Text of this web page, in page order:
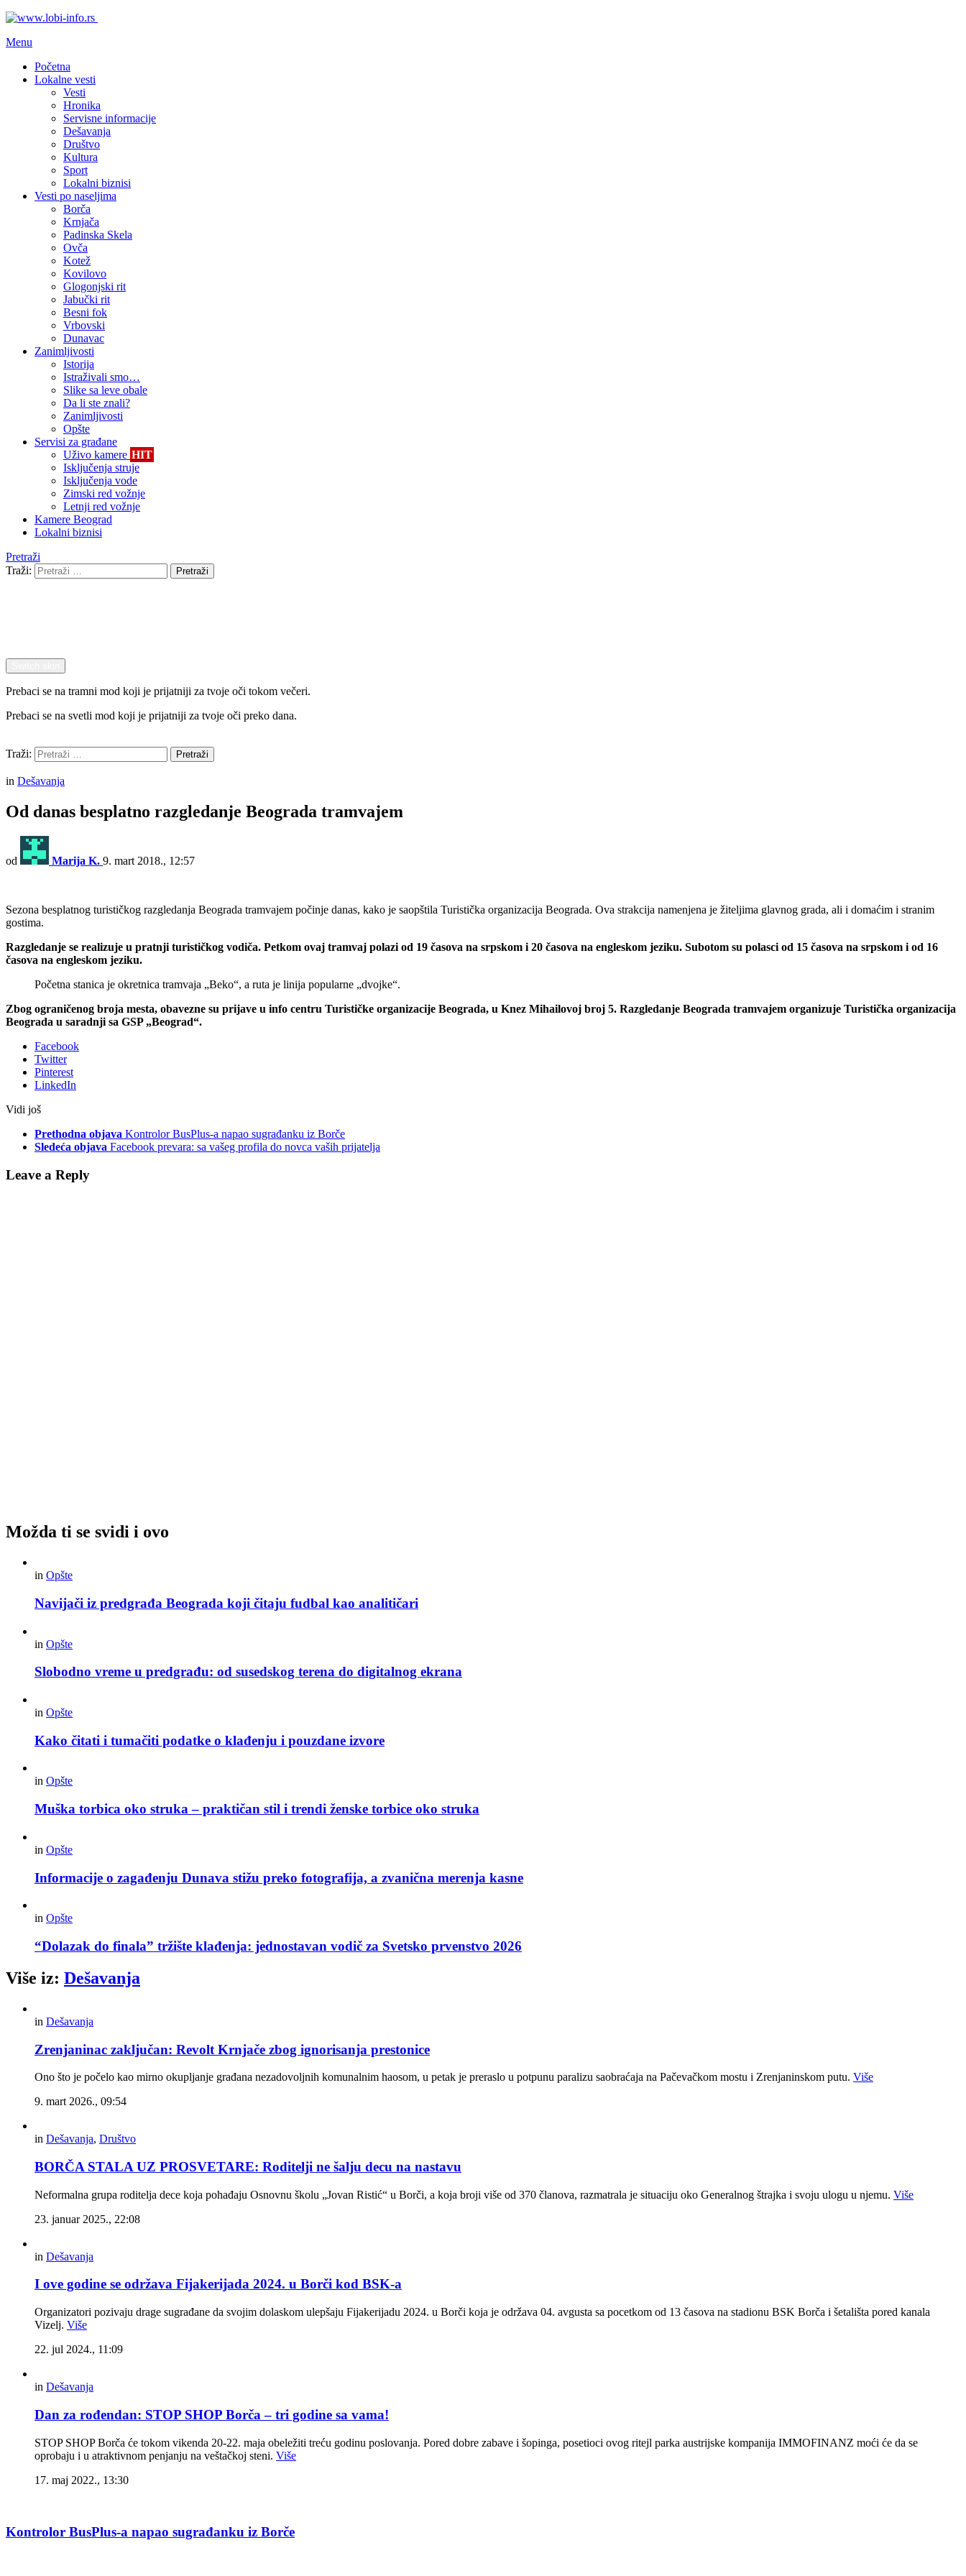
Menu
Početna
Lokalne vesti
Vesti
Hronika
Servisne informacije
Dešavanja
Društvo
Kultura
Sport
Lokalni biznisi
Vesti po naseljima
Borča
Krnjača
Padinska Skela
Ovča
Kotež
Kovilovo
Glogonjski rit
Jabučki rit
Besni fok
Vrbovski
Dunavac
Zanimljivosti
Istorija
Istraživali smo…
Slike sa leve obale
Da li ste znali?
Zanimljivosti
Opšte
Servisi za građane
Uživo kamere HIT
Isključenja struje
Isključenja vode
Zimski red vožnje
Letnji red vožnje
Kamere Beograd
Lokalni biznisi
Pretraži
Traži:
Pretraži
Prebaci se na tramni mod koji je prijatniji za tvoje oči tokom večeri.
Prebaci se na svetli mod koji je prijatniji za tvoje oči preko dana.
Traži:
Pretraži
in Dešavanja
Od danas besplatno razgledanje Beograda tramvajem
od Marija K. 9. mart 2018., 12:57
Sezona besplatnog turističkog razgledanja Beograda tramvajem počinje danas, kako je saopštila Turistička organizacija Beograda. Ova strakcija namenjena je žiteljima glavnog grada, ali i domaćim i stranim
gostima.
Razgledanje se realizuje u pratnji turističkog vodiča. Petkom ovaj tramvaj polazi od 19 časova na srpskom i 20 časova na engleskom jeziku. Subotom su polasci od 15 časova na srpskom i od 16
časova na engleskom jeziku.
Početna stanica je okretnica tramvaja „Beko“, a ruta je linija popularne „dvojke“.
Zbog ograničenog broja mesta, obavezne su prijave u info centru Turističke organizacije Beograda, u Knez Mihailovoj broj 5. Razgledanje Beograda tramvajem organizuje Turistička organizacija
Beograda u saradnji sa GSP „Beograd“.
Facebook
Twitter
Pinterest
LinkedIn
Vidi još
Prethodna objava Kontrolor BusPlus-a napao sugrađanku iz Borče
Sledeća objava Facebook prevara: sa vašeg profila do novca vaših prijatelja
Leave a Reply
Možda ti se svidi i ovo
in Opšte
Navijači iz predgrađa Beograda koji čitaju fudbal kao analitičari
in Opšte
Slobodno vreme u predgrađu: od susedskog terena do digitalnog ekrana
in Opšte
Kako čitati i tumačiti podatke o klađenju i pouzdane izvore
in Opšte
Muška torbica oko struka – praktičan stil i trendi ženske torbice oko struka
in Opšte
Informacije o zagađenju Dunava stižu preko fotografija, a zvanična merenja kasne
in Opšte
“Dolazak do finala” tržište klađenja: jednostavan vodič za Svetsko prvenstvo 2026
Više iz: Dešavanja
in Dešavanja
Zrenjaninac zaključan: Revolt Krnjače zbog ignorisanja prestonice
Ono što je počelo kao mirno okupljanje građana nezadovoljnih komunalnim haosom, u petak je preraslo u potpunu paralizu saobraćaja na Pačevačkom mostu i Zrenjaninskom putu. Više
9. mart 2026., 09:54
in Dešavanja, Društvo
BORČA STALA UZ PROSVETARE: Roditelji ne šalju decu na nastavu
Neformalna grupa roditelja dece koja pohađaju Osnovnu školu „Jovan Ristić“ u Borči, a koja broji više od 370 članova, razmatrala je situaciju oko Generalnog štrajka i svoju ulogu u njemu. Više
23. januar 2025., 22:08
in Dešavanja
I ove godine se održava Fijakerijada 2024. u Borči kod BSK-a
Organizatori pozivaju drage sugrađane da svojim dolaskom ulepšaju Fijakerijadu 2024. u Borči koja je održava 04. avgusta sa pocetkom od 13 časova na stadionu BSK Borča i šetališta pored kanala
Vizelj. Više
22. jul 2024., 11:09
in Dešavanja
Dan za rođendan: STOP SHOP Borča – tri godine sa vama!
STOP SHOP Borča će tokom vikenda 20-22. maja obeležiti treću godinu poslovanja. Pored dobre zabave i šopinga, posetioci ovog ritejl parka austrijske kompanija IMMOFINANZ moći će da se
oprobaju i u atraktivnom penjanju na veštačkoj steni. Više
17. maj 2022., 13:30
Kontrolor BusPlus-a napao sugrađanku iz Borče